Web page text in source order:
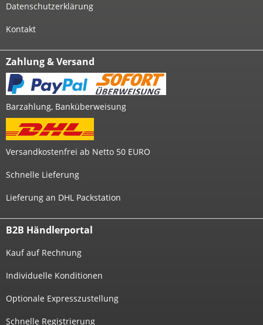
Datenschutzerklärung
Kontakt
Zahlung & Versand
Barzahlung, Banküberweisung
Versandkostenfrei ab Netto 50 EURO
Schnelle Lieferung
Lieferung an DHL Packstation
B2B Händlerportal
Kauf auf Rechnung
Individuelle Konditionen
Optionale Expresszustellung
Schnelle Registrierung